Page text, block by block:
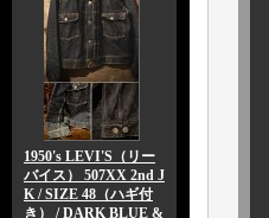
1950's LEVI'S（リー
バイス） 507XX 2nd J
K / SIZE 48（ハギ付
き） / DARK BLUE &